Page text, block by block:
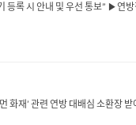
록 시 안내 및 우선 통보” ▶연
재’ 관련 연방 대배심 소환장